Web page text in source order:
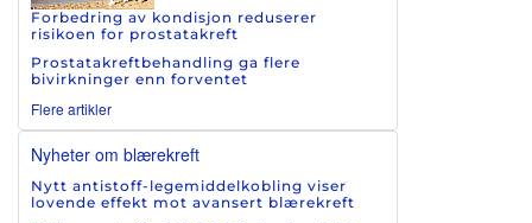
Forbedring av kondisjon reduserer
risikoen for prostatakreft
Prostatakreftbehandling ga flere
bivirkninger enn forventet
Flere artikler
Nyheter om blærekreft
Nytt antistoff-legemiddelkobling viser
lovende effekt mot avansert blærekreft